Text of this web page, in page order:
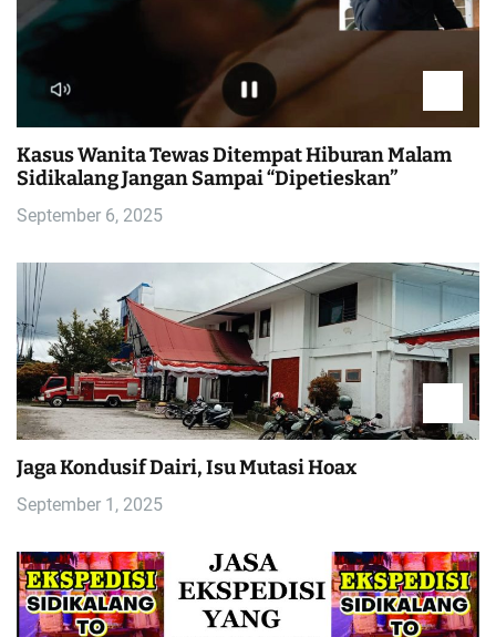
Kasus Wanita Tewas Ditempat Hiburan Malam
Sidikalang Jangan Sampai “Dipetieskan”
September 6, 2025
Jaga Kondusif Dairi, Isu Mutasi Hoax
September 1, 2025